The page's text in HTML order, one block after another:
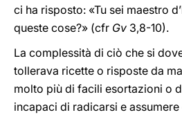
ci ha risposto: «Tu sei maestro
queste cose?» (cfr Gv 3,8-10).
La complessità di ciò che si
tollerava ricette o risposte da
molto più di facili esortazioni o
incapaci di radicarsi e